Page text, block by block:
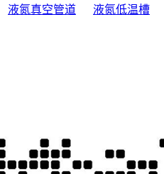
液氮真空管道 液氮低温槽